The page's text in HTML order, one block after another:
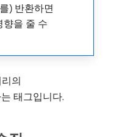
) 반환하면
향을 줄 수
의
태그입니다.